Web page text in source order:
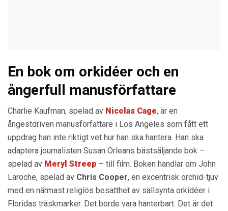
En bok om orkidéer och en
ångerfull manusförfattare
Charlie Kaufman, spelad av Nicolas Cage, är en
ångestdriven manusförfattare i Los Angeles som fått ett
uppdrag han inte riktigt vet hur han ska hantera. Han ska
adaptera journalisten Susan Orleans bästsäljande bok –
spelad av Meryl Streep – till film. Boken handlar om John
Laroche, spelad av Chris Cooper, en excentrisk orchid-tjuv
med en närmast religiös besatthet av sällsynta orkidéer i
Floridas träskmarker. Det borde vara hanterbart. Det är det